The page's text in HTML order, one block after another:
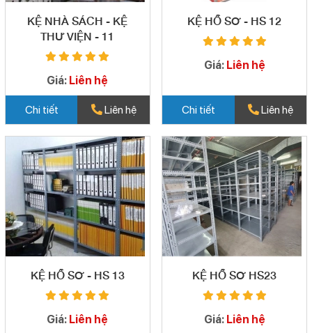
KỆ NHÀ SÁCH - KỆ
THƯ VIỆN - 11
Giá: Liên hệ
Chi tiết Liên hệ
KỆ HỒ SƠ - HS 12
Giá: Liên hệ
Chi tiết Liên hệ
KỆ HỒ SƠ - HS 13
Giá: Liên hệ
KỆ HỒ SƠ HS23
Giá: Liên hệ